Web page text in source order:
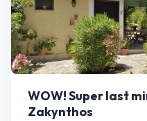
WOW! Super last
Zakynthos